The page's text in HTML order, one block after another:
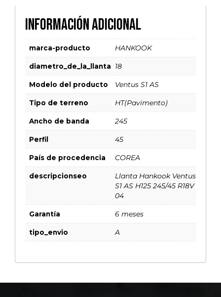
Información adicional
marca-producto HANKOOK
diametro_de_la_llanta 18
Modelo del producto Ventus S1 AS
Tipo de terreno HT(Pavimento)
Ancho de banda 245
Perfil 45
País de procedencia COREA
descripcionseo
Llanta Hankook Ventus
S1 AS H125 245/45 R18V
04
Garantía 6 meses
tipo_envio A